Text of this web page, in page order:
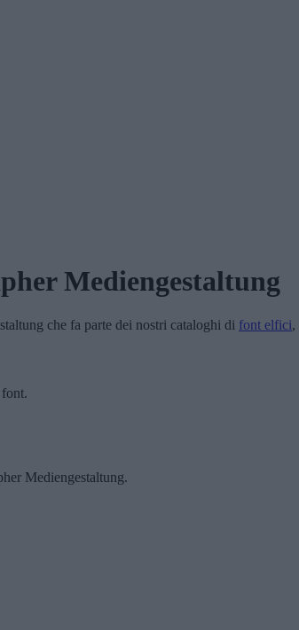
Mediengestaltung
che fa parte dei nostri cataloghi di font elfici,
Mediengestaltung.